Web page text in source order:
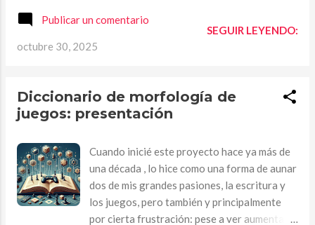
confusión terminológica. Clasificación
morfológica Morfología del juego > Análisis
Condicionantes y transformadores.
Descripción morfológica ‘Mecánica’, en el
‘jugador’. “Significativa” quiere decir que
tiene una incidencia directa en el devenir de
la ‘partida’. Como los juegos son
fundamentalmente sistemas de acciones, las
Publicar un comentario
octubre 30, 2025
SEGUIR LEYENDO:
Diccionario de morfología de
juegos: presentación
Cuando inicié este proyecto hace ya más de
una década , lo hice como una forma de aunar
dos de mis grandes pasiones, la escritura y
los juegos, pero también y principalmente
por cierta frustración: pese a ver aumentar